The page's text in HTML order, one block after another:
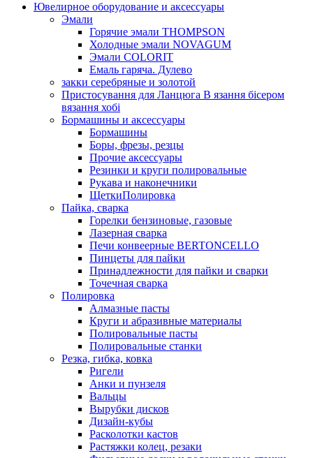
Ювелирное оборудование и аксессуары
Эмали
Горячие эмали THOMPSON
Холодные эмали NOVAGUM
Эмали COLORIT
Емаль гаряча. Дулево
закки серебряные и золотой
Пристосування для Ланцюга В язання бісером
вязання хобі
Бормашины и аксессуары
Бормашины
Боры, фрезы, резцы
Прочие аксессуары
Резинки и круги полировальные
Рукава и наконечники
ЩеткиПолировка
Пайка, сварка
Горелки бензиновые, газовые
Лазерная сварка
Печи конвеерные BERTONCELLO
Пинцеты для пайки
Принадлежности для пайки и сварки
Точечная сварка
Полировка
Алмазные пасты
Круги и абразивные материалы
Полировальные пасты
Полировальные станки
Резка, гибка, ковка
Ригели
Анки и пунзеля
Вальцы
Вырубки дисков
Дизайн-кубы
Расколотки кастов
Растяжки колец, резаки